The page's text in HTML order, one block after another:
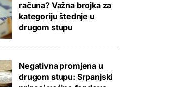
računa? Važna brojka za
kategoriju štednje u
drugom stupu
Negativna promjena u
drugom stupu: Srpanjski